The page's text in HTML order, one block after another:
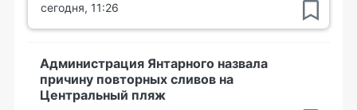
сегодня, 11:26
Администрация Янтарного назвала
причину повторных сливов на
Центральный пляж